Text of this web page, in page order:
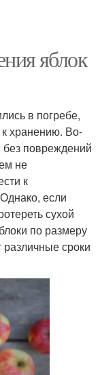
яблок
в погребе,
к хранению. Во-
повреждений
не
к
если
сухой
по размеру
различные сроки